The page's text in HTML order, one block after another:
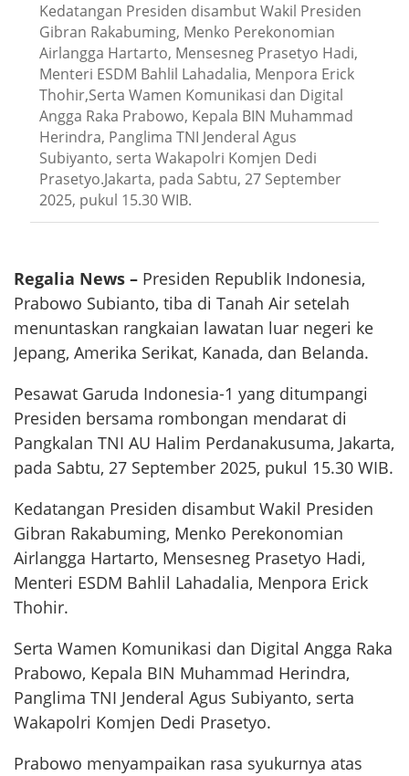
Kedatangan Presiden disambut Wakil Presiden
Gibran Rakabuming, Menko Perekonomian
Airlangga Hartarto, Mensesneg Prasetyo Hadi,
Menteri ESDM Bahlil Lahadalia, Menpora Erick
Thohir,Serta Wamen Komunikasi dan Digital
Angga Raka Prabowo, Kepala BIN Muhammad
Herindra, Panglima TNI Jenderal Agus
Subiyanto, serta Wakapolri Komjen Dedi
Prasetyo.Jakarta, pada Sabtu, 27 September
2025, pukul 15.30 WIB.
Regalia News – Presiden Republik Indonesia,
Prabowo Subianto, tiba di Tanah Air setelah
menuntaskan rangkaian lawatan luar negeri ke
Jepang, Amerika Serikat, Kanada, dan Belanda.
Pesawat Garuda Indonesia-1 yang ditumpangi
Presiden bersama rombongan mendarat di
Pangkalan TNI AU Halim Perdanakusuma, Jakarta,
pada Sabtu, 27 September 2025, pukul 15.30 WIB.
Kedatangan Presiden disambut Wakil Presiden
Gibran Rakabuming, Menko Perekonomian
Airlangga Hartarto, Mensesneg Prasetyo Hadi,
Menteri ESDM Bahlil Lahadalia, Menpora Erick
Thohir.
Serta Wamen Komunikasi dan Digital Angga Raka
Prabowo, Kepala BIN Muhammad Herindra,
Panglima TNI Jenderal Agus Subiyanto, serta
Wakapolri Komjen Dedi Prasetyo.
Prabowo menyampaikan rasa syukurnya atas